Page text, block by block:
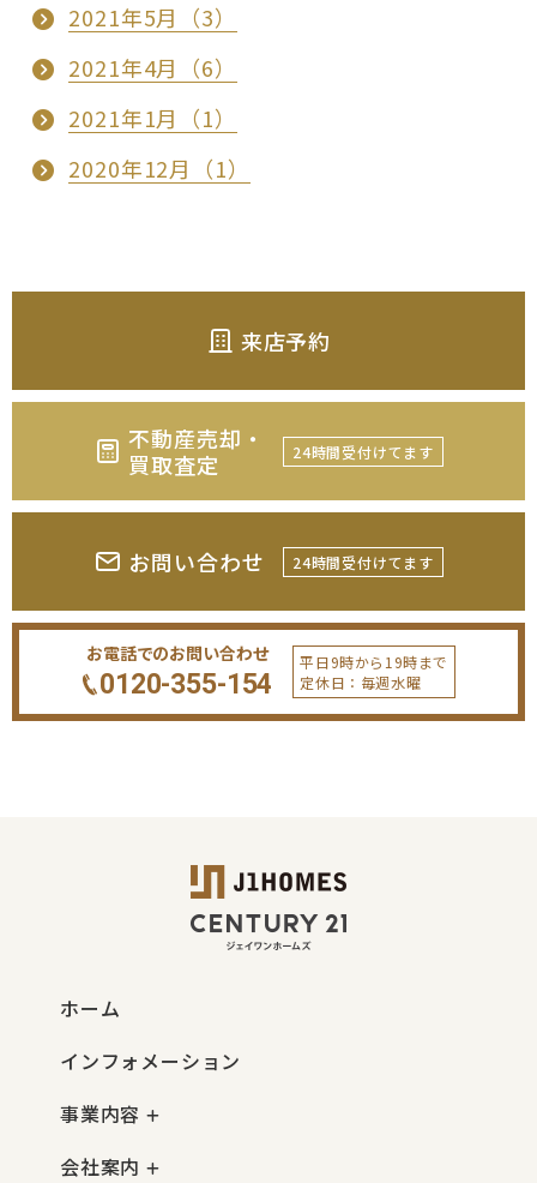
2021年5月（3）
2021年4月（6）
2021年1月（1）
2020年12月（1）
来店予約
不動産売却・
買取査定
24時間受付けてます
お問い合わせ 24時間受付けてます
お電話でのお問い合わせ
0120-355-154
平日9時から19時まで
定休日：毎週水曜
ホーム
インフォメーション
事業内容
会社案内